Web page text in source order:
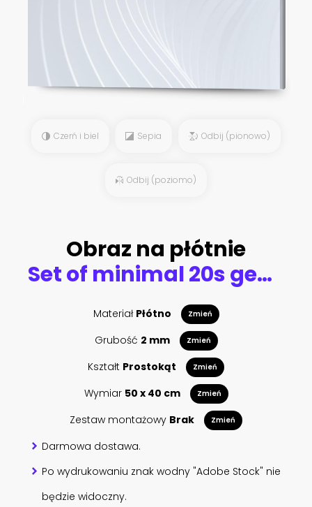
Czerń i biel Sepia Odbij (pionowo)
Odbij (poziomo)
Obraz na płótnie
Set of minimal 20s geometric design posters, vector template with primitive shapes elements
Materiał Płótno Zmień
Grubość 2 mm Zmień
Kształt Prostokąt Zmień
Wymiar 50 x 40 cm Zmień
Zestaw montażowy Brak Zmień
Darmowa dostawa.
Po wydrukowaniu znak wodny "Adobe Stock" nie
będzie widoczny.